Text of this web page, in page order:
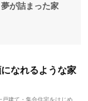
が詰まった家
なれるような家
建て・集合住宅をはじめ、